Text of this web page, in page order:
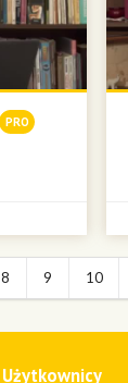
PRO
8 9 10
Użytkownicy